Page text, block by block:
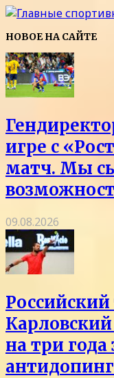
НОВОЕ НА САЙТЕ
игре с
матч. Мы
09.08.2026
на три